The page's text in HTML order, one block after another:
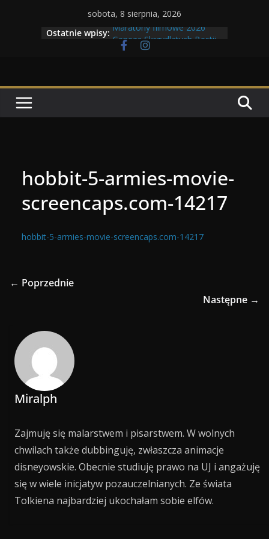
sobota, 8 sierpnia, 2026
Ostatnie wpisy: Maratony filmowe 2026
Geneza Skrzydlatych Bestii
Wojna krasnoludów z elfami
hobbit-5-armies-movie-
screencaps.com-14217
hobbit-5-armies-movie-screencaps.com-14217
← Poprzednie
Następne →
Miralph
Zajmuję się malarstwem i pisarstwem. W wolnych
chwilach także dubbinguję, zwłaszcza animacje
disneyowskie. Obecnie studiuję prawo na UJ i angażuję
się w wiele inicjatyw pozauczelnianych. Ze świata
Tolkiena najbardziej ukochałam sobie elfów.